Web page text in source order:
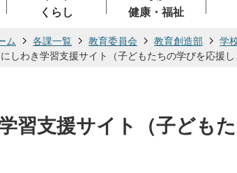
くらし 健康・福祉
ム 各課一覧 教育委員会 教育創造部 学
にしわき学習支援サイト（子どもたちの学びを応援し
習支援サイト（子ども